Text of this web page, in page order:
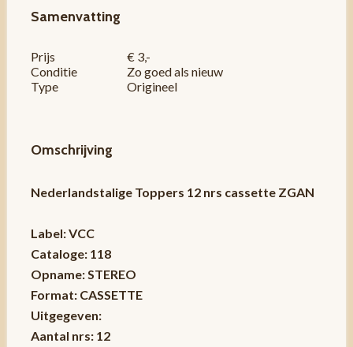
Samenvatting
Prijs
€ 3,-
Conditie
Zo goed als nieuw
Type
Origineel
Omschrijving
Nederlandstalige Toppers 12 nrs cassette ZGAN
Label: VCC
Cataloge: 118
Opname: STEREO
Format: CASSETTE
Uitgegeven:
Aantal nrs: 12